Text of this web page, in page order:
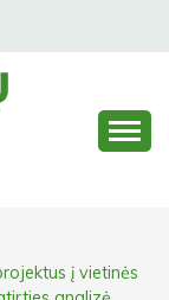
į vietinės